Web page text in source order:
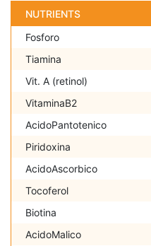
NUTRIENTS
Fosforo
Tiamina
Vit. A (retinol)
VitaminaB2
AcidoPantotenico
Piridoxina
AcidoAscorbico
Tocoferol
Biotina
AcidoMalico